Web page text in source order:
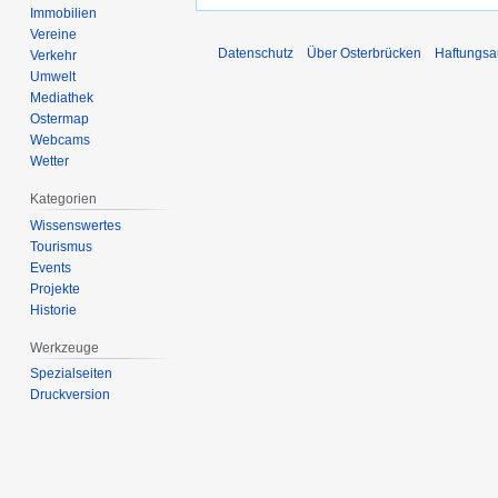
Immobilien
Vereine
Verkehr
Umwelt
Mediathek
Ostermap
Webcams
Wetter
Kategorien
Wissenswertes
Tourismus
Events
Projekte
Historie
Werkzeuge
Spezialseiten
Druckversion
Datenschutz Über Osterbrücken